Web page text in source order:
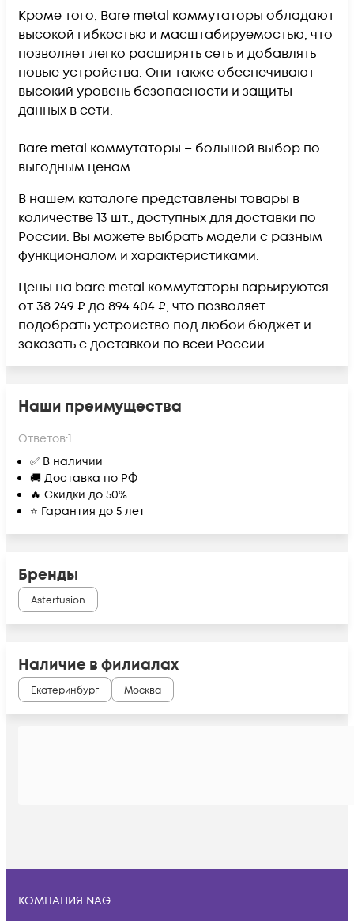
Кроме того, Bare metal коммутаторы обладают
высокой гибкостью и масштабируемостью, что
позволяет легко расширять сеть и добавлять
новые устройства. Они также обеспечивают
высокий уровень безопасности и защиты
данных в сети.
Bare metal коммутаторы – большой выбор по
выгодным ценам.
В нашем каталоге представлены товары в
количестве 13 шт., доступных для доставки по
России. Вы можете выбрать модели с разным
функционалом и характеристиками.
Цены на bare metal коммутаторы варьируются
от 38 249 ₽ до 894 404 ₽, что позволяет
подобрать устройство под любой бюджет и
заказать с доставкой по всей России.
Наши преимущества
Ответов:1
✅ В наличии
🚚 Доставка по РФ
🔥 Скидки до 50%
⭐ Гарантия до 5 лет
Бренды
Asterfusion
Наличие в филиалах
Екатеринбург Москва
КОМПАНИЯ NAG